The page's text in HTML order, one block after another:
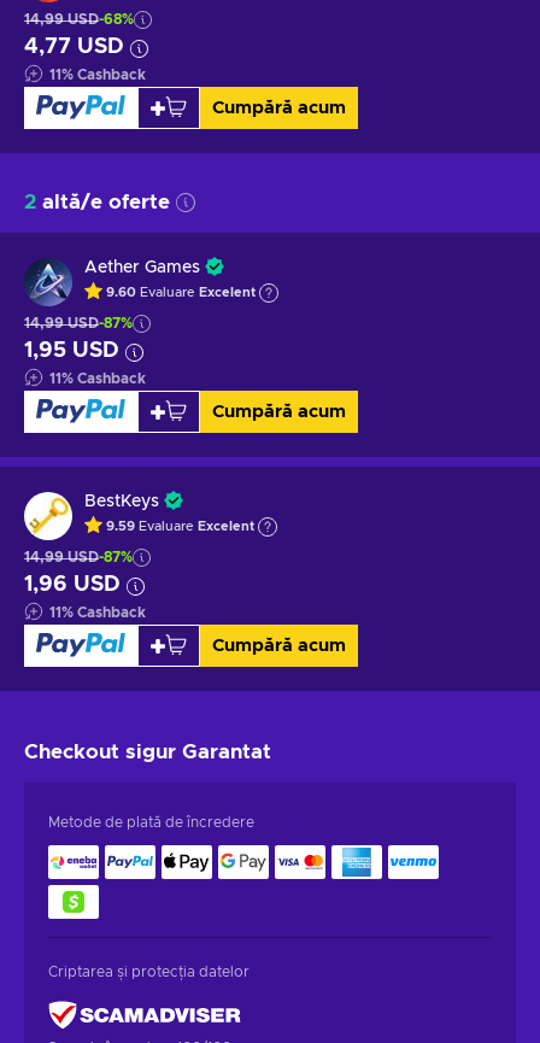
14,99 USD-68%
4,77 USD
11% Cashback
Cumpără acum
2 altă/e oferte
Aether Games
9.60 Evaluare Excelent
14,99 USD-87%
1,95 USD
11% Cashback
Cumpără acum
BestKeys
9.59 Evaluare Excelent
14,99 USD-87%
1,96 USD
11% Cashback
Cumpără acum
Checkout sigur Garantat
Metode de plată de încredere
Criptarea și protecția datelor